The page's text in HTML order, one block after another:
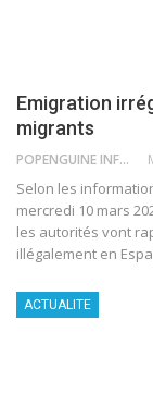
Emigration
migrants
POPENGUINE INFO
Selon les
mercredi 10 mars
les autorités vont
illégalement en
ACTUALITE